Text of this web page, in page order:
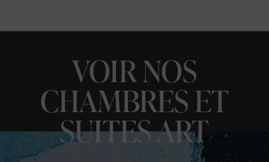
VOIR NOS
CHAMBRES ET
SUITES ART